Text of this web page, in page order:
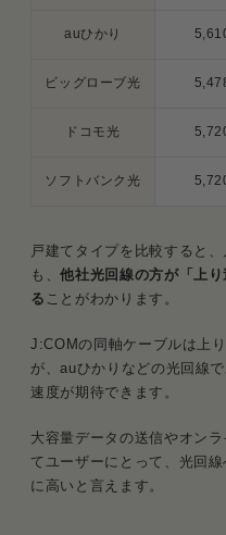
auひかり
ビッグローブ光
ドコモ光
ソフトバンク光
戸建てタイプを比較すると
も、他社光回線の方が「上
る ことがわかります。
J:COMの同軸ケーブルは上
が、auひかりなどの光回線
速度が期待できます。
大容量データの送信やオン
てユーザーにとって、光回
に高いと言えます。